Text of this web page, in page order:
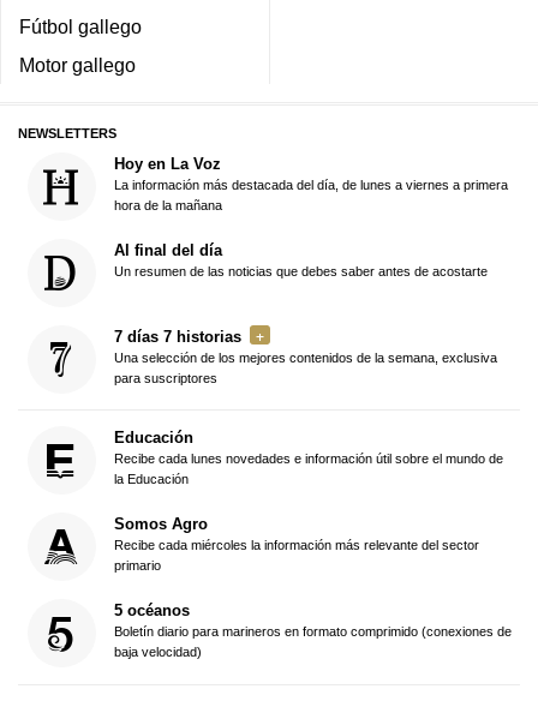
Fútbol gallego
Motor gallego
NEWSLETTERS
Hoy en La Voz
La información más destacada del día, de lunes a viernes a primera
hora de la mañana
Al final del día
Un resumen de las noticias que debes saber antes de acostarte
7 días 7 historias
Una selección de los mejores contenidos de la semana, exclusiva
para suscriptores
Educación
Recibe cada lunes novedades e información útil sobre el mundo de
la Educación
Somos Agro
Recibe cada miércoles la información más relevante del sector
primario
5 océanos
Boletín diario para marineros en formato comprimido (conexiones de
baja velocidad)